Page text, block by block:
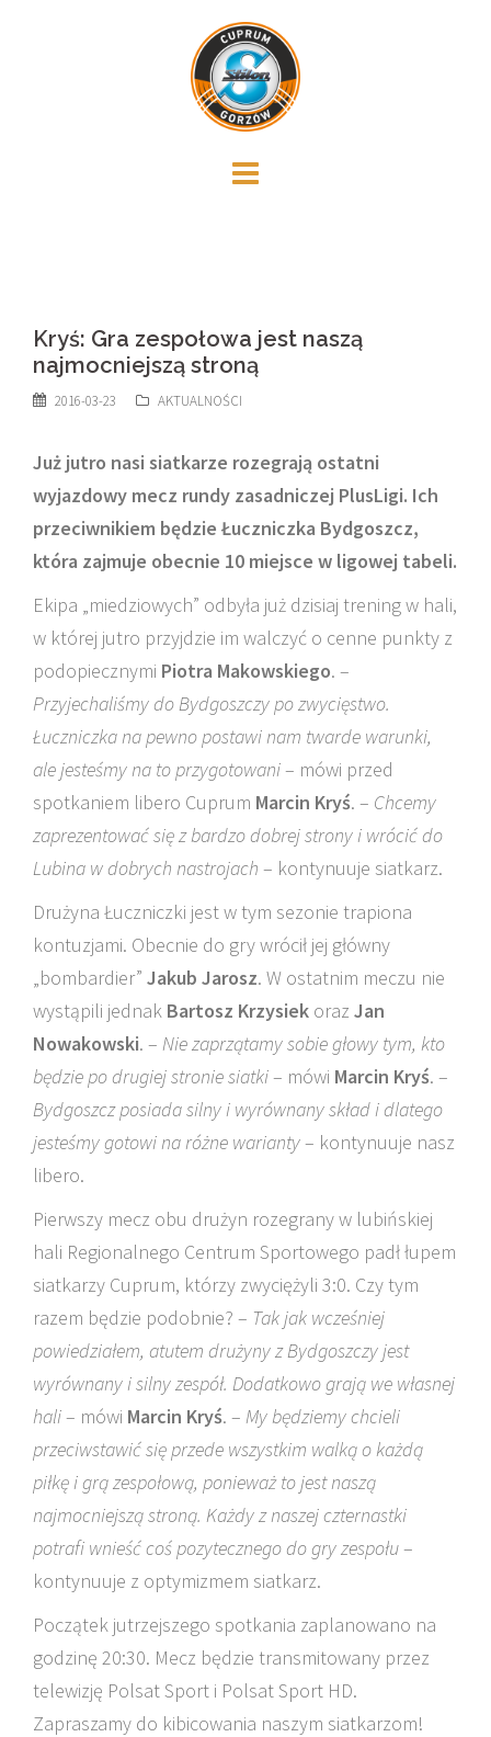
Kryś: Gra zespołowa jest naszą
najmocniejszą stroną
2016-03-23 AKTUALNOŚCI
Już jutro nasi siatkarze rozegrają ostatni
wyjazdowy mecz rundy zasadniczej PlusLigi. Ich
przeciwnikiem będzie Łuczniczka Bydgoszcz,
która zajmuje obecnie 10 miejsce w ligowej tabeli.
Ekipa „miedziowych” odbyła już dzisiaj trening w hali,
w której jutro przyjdzie im walczyć o cenne punkty z
podopiecznymi Piotra Makowskiego. –
Przyjechaliśmy do Bydgoszczy po zwycięstwo.
Łuczniczka na pewno postawi nam twarde warunki,
ale jesteśmy na to przygotowani– mówi przed
spotkaniem libero Cuprum Marcin Kryś. – Chcemy
zaprezentować się z bardzo dobrej strony i wrócić do
Lubina w dobrych nastrojach – kontynuuje siatkarz.
Drużyna Łuczniczki jest w tym sezonie trapiona
kontuzjami. Obecnie do gry wrócił jej główny
„bombardier” Jakub Jarosz. W ostatnim meczu nie
wystąpili jednak Bartosz Krzysiek oraz Jan
Nowakowski. – Nie zaprzątamy sobie głowy tym, kto
będzie po drugiej stronie siatki– mówi Marcin Kryś. –
Bydgoszcz posiada silny i wyrównany skład i dlatego
jesteśmy gotowi na różne warianty– kontynuuje nasz
libero.
Pierwszy mecz obu drużyn rozegrany w lubińskiej
hali Regionalnego Centrum Sportowego padł łupem
siatkarzy Cuprum, którzy zwyciężyli 3:0. Czy tym
razem będzie podobnie? – Tak jak wcześniej
powiedziałem, atutem drużyny z Bydgoszczy jest
wyrównany i silny zespół. Dodatkowo grają we własnej
hali– mówi Marcin Kryś. – My będziemy chcieli
przeciwstawić się przede wszystkim walką o każdą
piłkę i grą zespołową, ponieważ to jest naszą
najmocniejszą stroną. Każdy z naszej czternastki
potrafi wnieść coś pozytecznego do gry zespołu–
kontynuuje z optymizmem siatkarz.
Początek jutrzejszego spotkania zaplanowano na
godzinę 20:30. Mecz będzie transmitowany przez
telewizję Polsat Sport i Polsat Sport HD.
Zapraszamy do kibicowania naszym siatkarzom!